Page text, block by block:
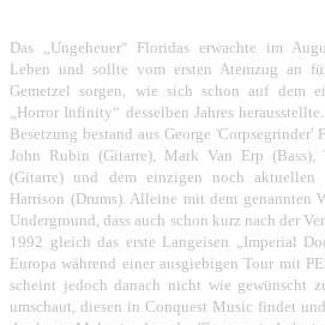
Das „Ungeheuer“ Floridas erwachte im
Leben und sollte vom ersten Atemzug an
Gemetzel sorgen, wie sich schon auf dem
„Horror Infinity“ desselben Jahres
Besetzung bestand aus George 'Corpsegrinder'
John Rubin (Gitarre), Mark Van Erp (Bass),
(Gitarre) und dem einzigen noch
Harrison (Drums). Alleine mit dem genannten
Underground, dass auch schon kurz nach der
1992 gleich das erste Langeisen „Imperial
Europa während einer ausgiebigen Tour mit
scheint jedoch danach nicht wie gewünscht
umschaut, diesen in Conquest Music findet